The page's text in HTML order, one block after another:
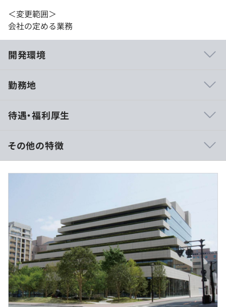
＜変更範囲＞
会社の定める業務
開発環境
ご自身の希望する部署等での勤務にチャレンジできる制
本部各部や営業店以外にも鹿児島銀行、九州FG証券など
の関連会社やメガバンク、政府系金融機関、証券会社、税
理士法人への出向等にチャレンジできます。
業務に役立つ知識の習得を支援しています。
対象の資格を取得した際に奨励金を支給する制度等があり
ます。
・自宅学習
従業員専用ポータルサイト「ひぎん学びネット」を利用で
きます。研修動画の視聴や業務マニュアルの閲覧などを自
宅PCでおこなえます。
勤務地
待遇・福利厚生
・経験・能力・スキル等を考慮し、話し合いのうえ決定い
たします
・当初１年間は嘱託（契約社員）にて採用。
・１年以内に正行員登用へ登用あり
（※想定年収は年収提示額を保証するものではありません）
その他の特徴